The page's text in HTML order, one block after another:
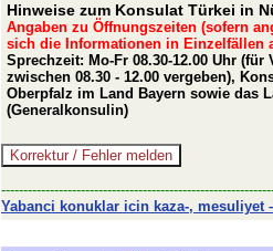
Hinweise zum Konsulat Türkei in
Angaben zu Öffnungszeiten (sofern
sich die Informationen in Einzelfällen
Sprechzeit: Mo-Fr 08.30-12.00 Uhr
zwischen 08.30 - 12.00 vergeben),
Oberpfalz im Land Bayern sowie das
(Generalkonsulin)
Yabanci konuklar icin kaza-, mesuliyet